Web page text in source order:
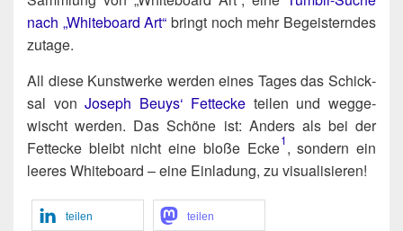
nach „White­board Art“ bringt noch mehr Begeis­tern­des
zutage.
All die­se Kunst­wer­ke wer­den eines Tages das Schick­
sal vonJoseph Beuys‘ Fett­ecke tei­len und weg­ge­
wischt wer­den. Das Schö­ne ist: Anders als bei der
Fett­ecke bleibt nicht eine blo­ße Ecke​1, son­dern ein
lee­res White­board – eine Ein­la­dung, zu visualisieren!
tei­len tei­len